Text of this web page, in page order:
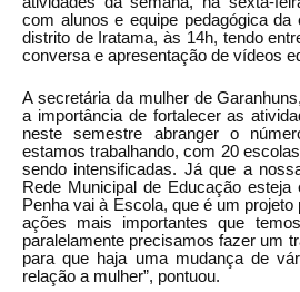
com alunos e equipe pedagógica da
distrito de Iratama, às 14h, tendo
conversa e apresentação de vídeos
A secretária da mulher de
a importância de fortalecer as
neste semestre abranger o
estamos trabalhando, com 20
sendo intensificadas. Já que a
Rede Municipal de Educação
Penha vai à Escola, que é um
ações mais importantes que
paralelamente precisamos fazer um
para que haja uma mudança de
relação a mulher”, pontuou.